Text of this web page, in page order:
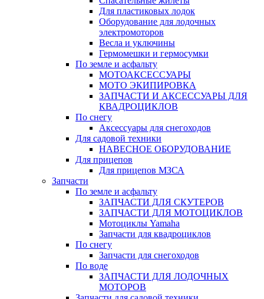
Для пластиковых лодок
Оборудование для лодочных
электромоторов
Весла и уключины
Гермомешки и гермосумки
По земле и асфальту
МОТОАКСЕССУАРЫ
МОТО ЭКИПИРОВКА
ЗАПЧАСТИ И АКСЕССУАРЫ ДЛЯ
КВАДРОЦИКЛОВ
По снегу
Аксессуары для снегоходов
Для садовой техники
НАВЕСНОЕ ОБОРУДОВАНИЕ
Для прицепов
Для прицепов МЗСА
Запчасти
По земле и асфальту
ЗАПЧАСТИ ДЛЯ СКУТЕРОВ
ЗАПЧАСТИ ДЛЯ МОТОЦИКЛОВ
Мотоциклы Yamaha
Запчасти для квадроциклов
По снегу
Запчасти для снегоходов
По воде
ЗАПЧАСТИ ДЛЯ ЛОДОЧНЫХ
МОТОРОВ